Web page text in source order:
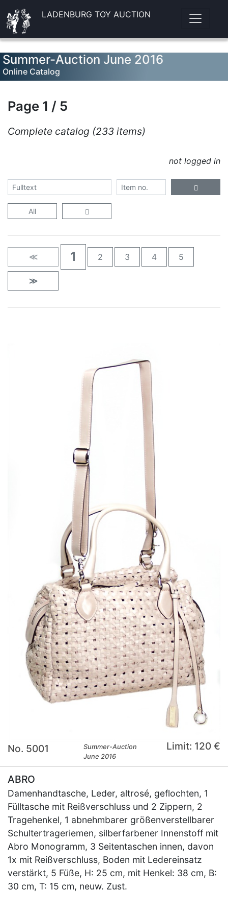
LADENBURG TOY AUCTION
Summer-Auction June 2016
Online Catalog
Page 1 / 5
Complete catalog (233 items)
not logged in
All
≪ 1 2 3 4 5
≫
No. 5001
Summer-Auction
June 2016
Limit: 120 €
ABRO
Damenhandtasche, Leder, altrosé, geflochten, 1
Fülltasche mit Reißverschluss und 2 Zippern, 2
Tragehenkel, 1 abnehmbarer größenverstellbarer
Schultertrageriemen, silberfarbener Innenstoff mit
Abro Monogramm, 3 Seitentaschen innen, davon
1x mit Reißverschluss, Boden mit Ledereinsatz
verstärkt, 5 Füße, H: 25 cm, mit Henkel: 38 cm, B:
30 cm, T: 15 cm, neuw. Zust.